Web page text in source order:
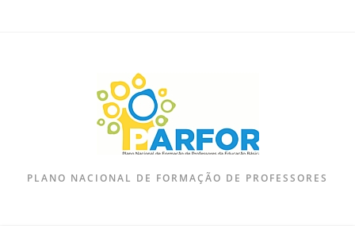
PLANO NACIONAL DE FORMAÇÃO DE PROFESSORES